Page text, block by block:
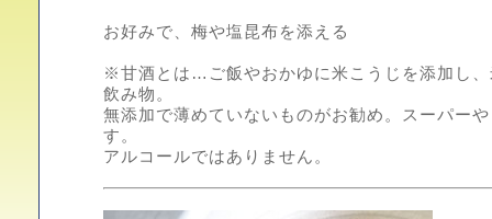
お好みで、梅や塩昆布を添える
※甘酒とは…ご飯やおかゆに米こうじを添加し
飲み物。
無添加で薄めていないものがお勧め。スーパー
す。
アルコールではありません。